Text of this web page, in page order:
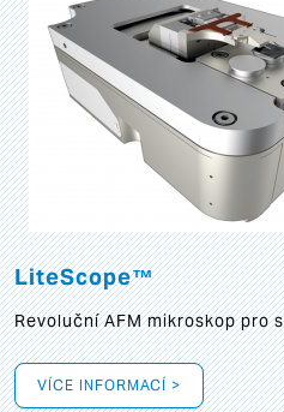
LiteScope™
Revoluční AFM mikroskop pro
VÍCE INFORMACÍ >